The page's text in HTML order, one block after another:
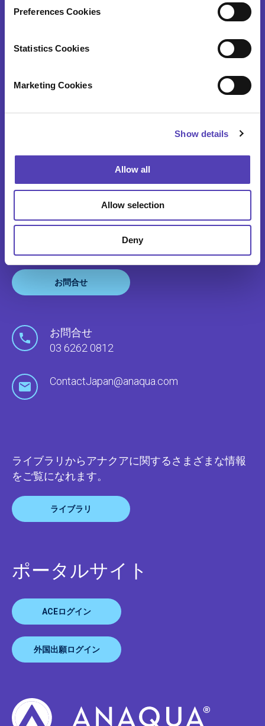
Preferences Cookies
Statistics Cookies
Marketing Cookies
Show details
Allow all
Allow selection
Deny
お客様の声
採用情報
アナクア行動規範
アナクアはグローバルにまたがるサポート拠点や
代理人を通して世界中のクライアントのニーズに
お問合せ
お問合せ
03 6262 0812
ContactJapan@anaqua.com
ライブラリからアナクアに関するさまざまな情報
をご覧になれます。
ライブラリ
ポータルサイト
ACEログイン
外国出願ログイン